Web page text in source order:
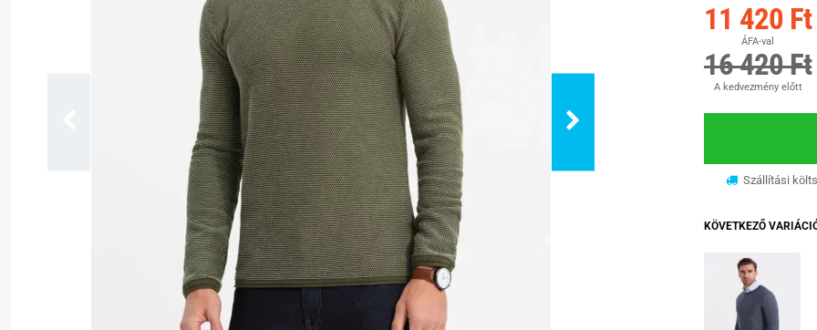
11 420 Ft
ÁFA-val
16 420 Ft
A kedvezmény előtt
Szállítási
KÖVETKEZŐ